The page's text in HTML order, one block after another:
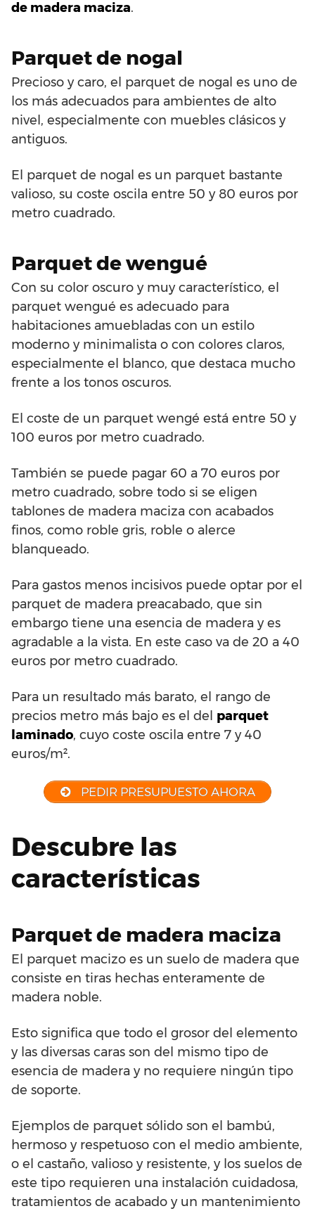
de madera maciza.
Parquet de nogal
Precioso y caro, el parquet de nogal es uno de
los más adecuados para ambientes de alto
nivel, especialmente con muebles clásicos y
antiguos.
El parquet de nogal es un parquet bastante
valioso, su coste oscila entre 50 y 80 euros por
metro cuadrado.
Parquet de wengué
Con su color oscuro y muy característico, el
parquet wengué es adecuado para
habitaciones amuebladas con un estilo
moderno y minimalista o con colores claros,
especialmente el blanco, que destaca mucho
frente a los tonos oscuros.
El coste de un parquet wengé está entre 50 y
100 euros por metro cuadrado.
También se puede pagar 60 a 70 euros por
metro cuadrado, sobre todo si se eligen
tablones de madera maciza con acabados
finos, como roble gris, roble o alerce
blanqueado.
Para gastos menos incisivos puede optar por el
parquet de madera preacabado, que sin
embargo tiene una esencia de madera y es
agradable a la vista. En este caso va de 20 a 40
euros por metro cuadrado.
Para un resultado más barato, el rango de
precios metro más bajo es el del parquet
laminado, cuyo coste oscila entre 7 y 40
euros/m².
PEDIR PRESUPUESTO AHORA
Descubre las
características
Parquet de madera maciza
El parquet macizo es un suelo de madera que
consiste en tiras hechas enteramente de
madera noble.
Esto significa que todo el grosor del elemento
y las diversas caras son del mismo tipo de
esencia de madera y no requiere ningún tipo
de soporte.
Ejemplos de parquet sólido son el bambú,
hermoso y respetuoso con el medio ambiente,
o el castaño, valioso y resistente, y los suelos de
este tipo requieren una instalación cuidadosa,
tratamientos de acabado y un mantenimiento